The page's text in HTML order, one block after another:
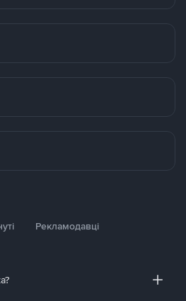
Рекламодавці